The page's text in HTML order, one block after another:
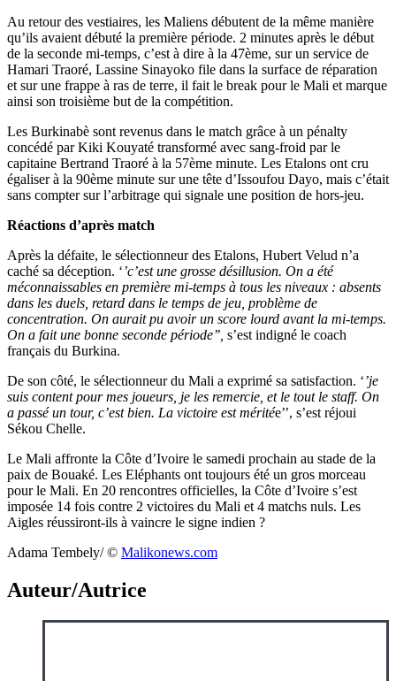
Au retour des vestiaires, les Maliens débutent de la même manière
qu’ils avaient débuté la première période. 2 minutes après le début
de la seconde mi-temps, c’est à dire à la 47ème, sur un service de
Hamari Traoré, Lassine Sinayoko file dans la surface de réparation
et sur une frappe à ras de terre, il fait le break pour le Mali et marque
ainsi son troisième but de la compétition.
Les Burkinabè sont revenus dans le match grâce à un pénalty
concédé par Kiki Kouyaté transformé avec sang-froid par le
capitaine Bertrand Traoré à la 57ème minute. Les Etalons ont cru
égaliser à la 90ème minute sur une tête d’Issoufou Dayo, mais c’était
sans compter sur l’arbitrage qui signale une position de hors-jeu.
Réactions d’après match
Après la défaite, le sélectionneur des Etalons, Hubert Velud n’a
caché sa déception. ‘’c’est une grosse désillusion. On a été
méconnaissables en première mi-temps à tous les niveaux : absents
dans les duels, retard dans le temps de jeu, problème de
concentration. On aurait pu avoir un score lourd avant la mi-temps.
On a fait une bonne seconde période’’, s’est indigné le coach
français du Burkina.
De son côté, le sélectionneur du Mali a exprimé sa satisfaction. ‘’je
suis content pour mes joueurs, je les remercie, et le tout le staff. On
a passé un tour, c’est bien. La victoire est méritée’’, s’est réjoui
Sékou Chelle.
Le Mali affronte la Côte d’Ivoire le samedi prochain au stade de la
paix de Bouaké. Les Eléphants ont toujours été un gros morceau
pour le Mali. En 20 rencontres officielles, la Côte d’Ivoire s’est
imposée 14 fois contre 2 victoires du Mali et 4 matchs nuls. Les
Aigles réussiront-ils à vaincre le signe indien ?
Adama Tembely/ ©️ Malikonews.com
Auteur/Autrice